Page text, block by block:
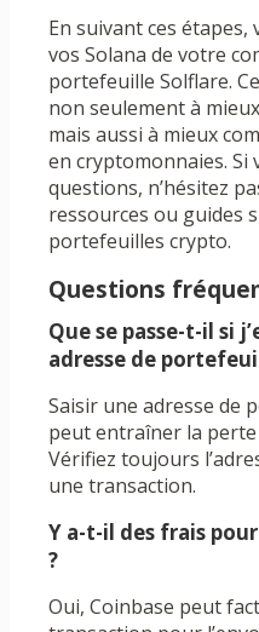
En suivant ces
vos Solana de votre
portefeuille Solflare.
non seulement à
mais aussi à mieux
en cryptomonnaies. Si
questions, n’hésitez
ressources ou guides
portefeuilles crypto.
Questions
Que se passe-t-il si
adresse de
Saisir une adresse de
peut entraîner la
Vérifiez toujours
une transaction.
Y a-t-il des frais
?
Oui, Coinbase peut